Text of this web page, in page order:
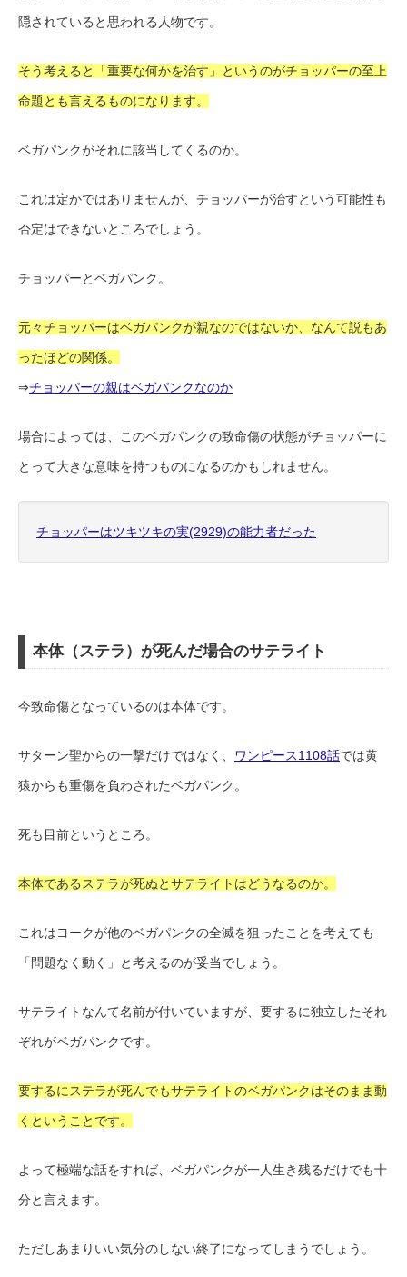
隠されていると思われる人物です。
そう考えると「重要な何かを治す」というのがチョッパーの至上
命題とも言えるものになります。
ベガパンクがそれに該当してくるのか。
これは定かではありませんが、チョッパーが治すという可能性も
否定はできないところでしょう。
チョッパーとベガパンク。
元々チョッパーはベガパンクが親なのではないか、なんて説もあ
ったほどの関係。
⇒チョッパーの親はベガパンクなのか
場合によっては、このベガパンクの致命傷の状態がチョッパーに
とって大きな意味を持つものになるのかもしれません。
チョッパーはツキツキの実(2929)の能力者だった
本体（ステラ）が死んだ場合のサテライト
今致命傷となっているのは本体です。
サターン聖からの一撃だけではなく、 ワンピース1108話では黄
猿からも重傷を負わされたベガパンク。
死も目前というところ。
本体であるステラが死ぬとサテライトはどうなるのか。
これはヨークが他のベガパンクの全滅を狙ったことを考えても
「問題なく動く」と考えるのが妥当でしょう。
サテライトなんて名前が付いていますが、要するに独立したそれ
ぞれがベガパンクです。
要するにステラが死んでもサテライトのベガパンクはそのまま動
くということです。
よって極端な話をすれば、ベガパンクが一人生き残るだけでも十
分と言えます。
ただしあまりいい気分のしない終了になってしまうでしょう。